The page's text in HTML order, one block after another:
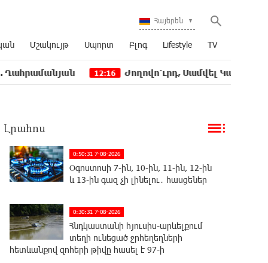
Հայերեն
Մշակույթ Սպորտ Բլոգ Lifestyle TV
12:16 Ժողովո՛ւրդ, Սամվել Կարապետյանի,
Լրահոս
0:50:31 7-08-2026
Օգոստոսի 7-ին, 10-ին, 11-ին, 12-ին
և 13-ին գազ չի լինելու․ հասցեներ
0:30:31 7-08-2026
Հնդկաստանի հյուսիս-արևելքում
տեղի ունեցած ջրհեղեղների
հետևանքով զոհերի թիվը հասել է 97-ի